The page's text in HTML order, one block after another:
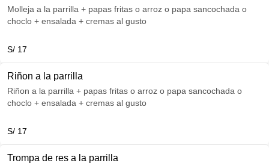
Molleja a la parrilla + papas fritas o arroz o papa sancochada o
choclo + ensalada + cremas al gusto
S/ 17
Riñon a la parrilla
Riñon a la parrilla + papas fritas o arroz o papa sancochada o
choclo + ensalada + cremas al gusto
S/ 17
Trompa de res a la parrilla